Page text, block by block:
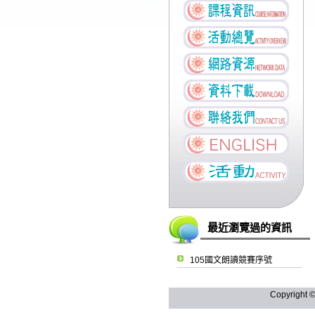
最近瀏覽過的資訊
105國文朗讀競賽序號
Copyright